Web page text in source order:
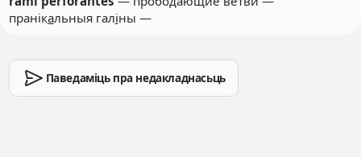
пранікальныя галіны —
Паведаміць пра недакладнасьць